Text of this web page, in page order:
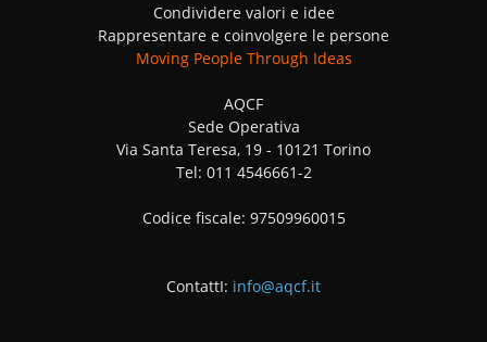
Condividere valori e idee
Rappresentare e coinvolgere le persone
Moving People Through Ideas
AQCF
Sede Operativa
Via Santa Teresa, 19 - 10121 Torino
Tel: 011 4546661-2
Codice fiscale: 97509960015
ContattI: info@aqcf.it